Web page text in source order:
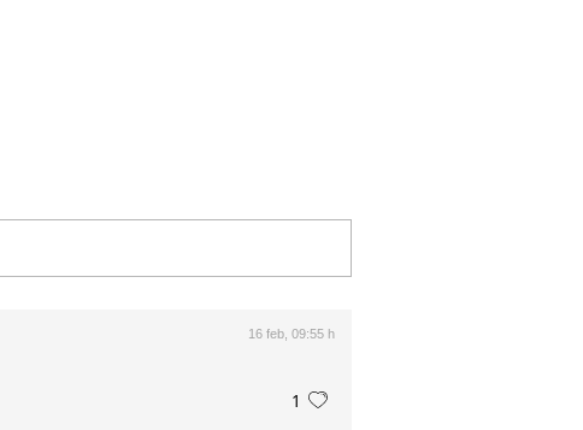
16 feb, 09:55 h
1